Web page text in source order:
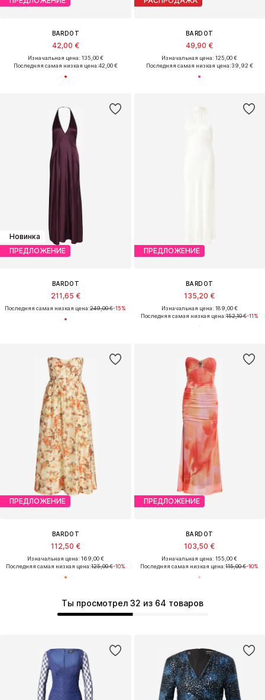
BARDOT
42,00 €
Изначальная цена: 135,00 €
Последняя самая низкая цена:42,00 €
BARDOT
49,90 €
Изначальная цена: 125,00 €
Последняя самая низкая цена:39,92 €
Ты просмотрел 32 из 64 товаров
Новинка
ПРЕДЛОЖЕНИЕ
BARDOT
211,65 €
Последняя самая низкая цена:249,00 €-15%
ПРЕДЛОЖЕНИЕ
BARDOT
135,20 €
Изначальная цена: 189,00 €
Последняя самая низкая цена:152,10 €-11%
ПРЕДЛОЖЕНИЕ
BARDOT
112,50 €
Изначальная цена: 169,00 €
Последняя самая низкая цена:125,00 €-10%
ПРЕДЛОЖЕНИЕ
BARDOT
103,50 €
Изначальная цена: 155,00 €
Последняя самая низкая цена:115,00 €-10%